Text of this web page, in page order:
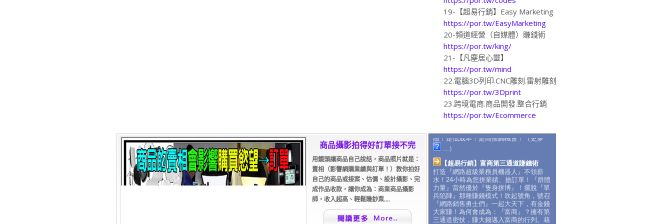
19-【超易行銷】Easy Marketing
https://por.tw/EasyMarketing
20-頻道經營（自媒體）賺錢術
https://por.tw/king/
21-【凡塵居心靈】
https://por.tw/mind
22.電腦3D列印.CNC雕刻.雷射雕刻
https://por.tw/3Dprint
23.跨境電商.商品開發.整合行銷
https://por.tw/Ecommerce